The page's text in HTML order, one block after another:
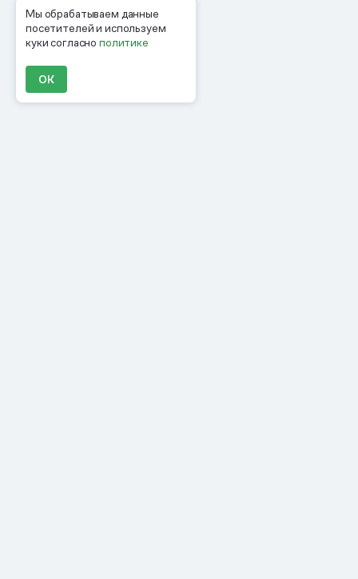
Мы обрабатываем данные
посетителей и используем
куки согласнополитике
ОК